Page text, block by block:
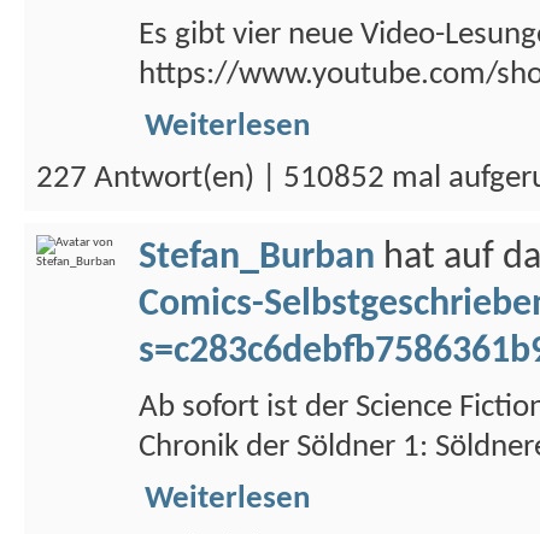
Es gibt vier neue Video-
https://www.youtube.com/
Weiterlesen
227 Antwort(en) | 510852 mal
Stefan_Burban hat auf
Comics-
Ab sofort ist der Science
Chronik der Söldner 1:
Weiterlesen